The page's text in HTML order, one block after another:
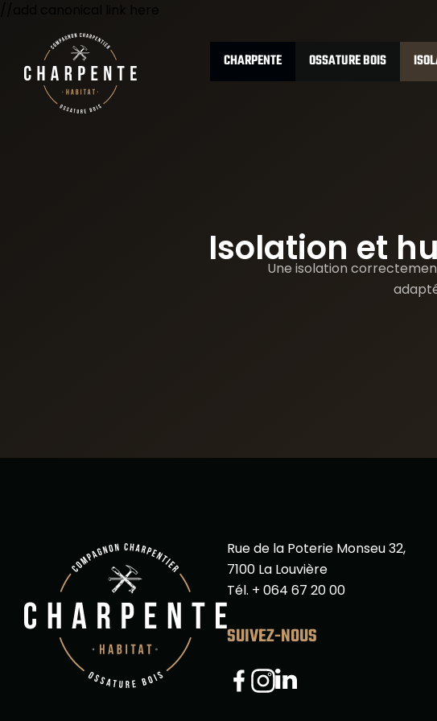
CHARPENTE OSSATURE BOIS
Isolation et
Une isolation
Rue de la Poterie Monseu 32,
7100 La Louvière
Tél. + 064 67 20 00
SUIVEZ-NOUS